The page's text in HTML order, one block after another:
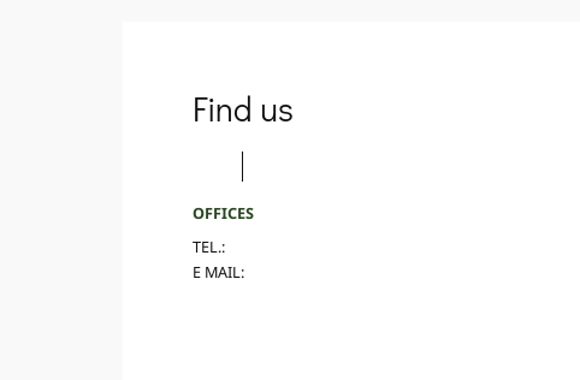
Find us
OFFICES
TEL.:
E MAIL: